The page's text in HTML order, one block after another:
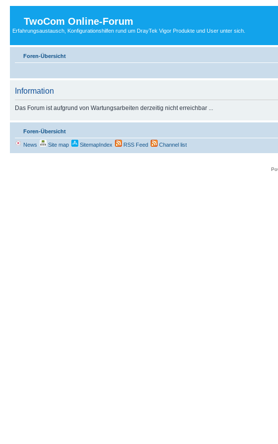
TwoCom Online-Forum
Erfahrungsaustausch, Konfigurationshilfen rund um DrayTek Vigor Produkte und User unter sich.
Foren-Übersicht
Information
Das Forum ist aufgrund von Wartungsarbeiten derzeitig nicht erreichbar ...
Foren-Übersicht
News Site map SitemapIndex RSS Feed Channel list